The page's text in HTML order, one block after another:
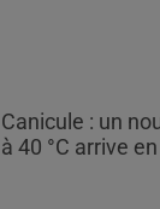
Canicule : un
à 40 °C arrive